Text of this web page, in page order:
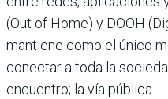
(Out of Home) y DOOH
mantiene como el único
conectar a toda la
encuentro; la vía pública.